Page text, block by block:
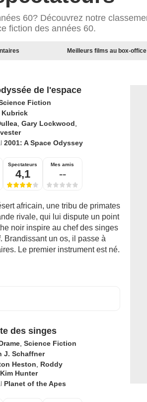
60? Découvrez notre
fiction des années 60.
Meilleurs films au box-office
de l'espace
Fiction
Kubrick
, Gary Lockwood
2001: A Space Odyssey
Spectateurs
4,1
Mes amis
--
africain, une tribu de primates
rivale, qui lui dispute un point
noir inspire au chef des singes
Brandissant un os, il passe à
Le premier instrument est né.
des singes
, Science Fiction
J. Schaffner
Heston
Roddy
Kim Hunter
Planet of the Apes